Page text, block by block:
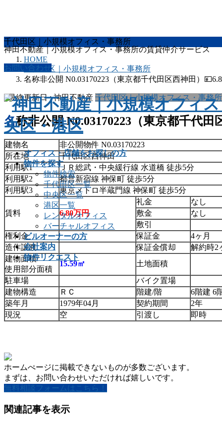
神田不動産｜小規模オフィス・事務所の賃貸仲介サービス
お問い合わせ
オフィス・店舗をお探しの方
物件を探す
物件検索
千代田区一覧
中央区一覧
港区一覧
レンタルオフィス
バーチャルオフィス
ビルオーナーの方
会社案内
物件リクエスト
千代田区｜小規模オフィス・事務所
HOME
千代田区｜小規模オフィス・事務所
名称非公開 N0.03170223（東京都千代田区西神田）
/ 最終更新日 :神田不動産 千代田区｜小規模オフィス・事務所
名称非公開 N0.03170223（東京都千
建物名
非公開物件 N0.03170223
所在地
千代田区西神田
利用駅1
ＪＲ総武・中央緩行線 水道橋 徒歩5分
利用駅2
都営新宿線 神保町 徒歩5分
利用駅3
東京メトロ半蔵門線 神保町 徒歩5分
賃料 6.80万円
礼金
なし
敷金
なし
敷引
権利金
保証金
4ヶ月
造作譲渡
保証金償却
解約時2
建物面積/
使用部分面積
15.59㎡
土地面積
駐車場
バイク置場
建物構造
ＲＣ 階建/階
6階建 6
築年月
1979年04月 契約期間
2年
現況
空 引渡し 即時
ホームぺージに掲載できないものが多数ございます。
まずは、お問い合わせいただければ嬉しいです。
無料相談フォームはこちら！
関連記事を表示